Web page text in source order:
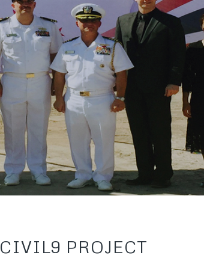
CIVIL9 PROJECT